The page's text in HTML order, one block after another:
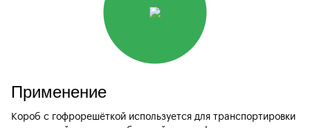
Применение
Короб с гофрорешёткой используется для транспортировки